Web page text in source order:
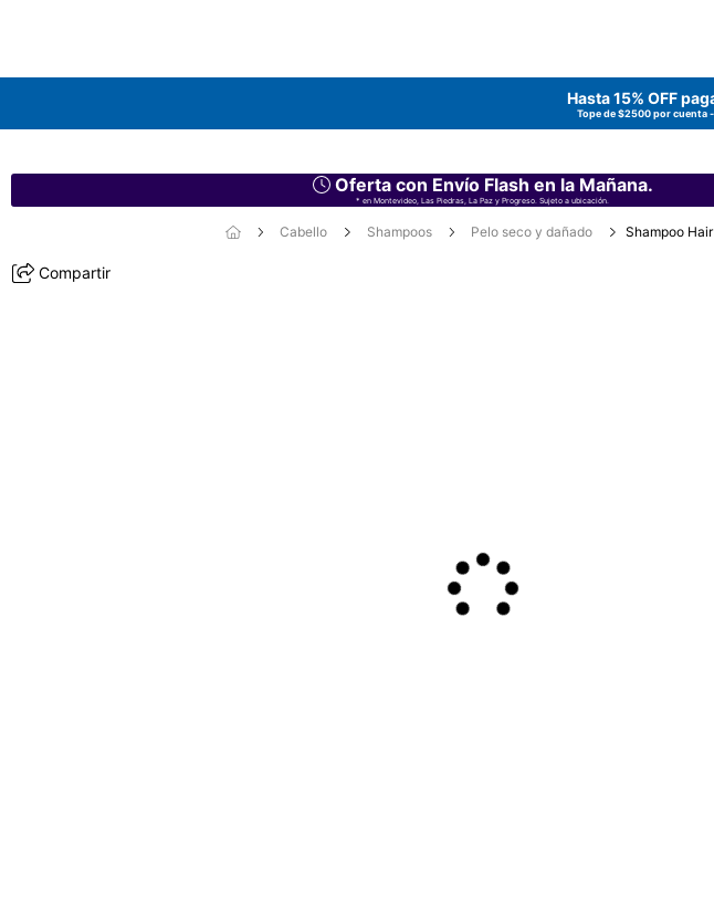
Hasta 15% OFF
Tope de $2500 por cuenta -
Oferta con Envío Flash en la Mañana.
* en Montevideo, Las Piedras, La Paz y Progreso. Sujeto a ubicación.
Cabello Shampoos Pelo seco y dañado Shampoo
Compartir